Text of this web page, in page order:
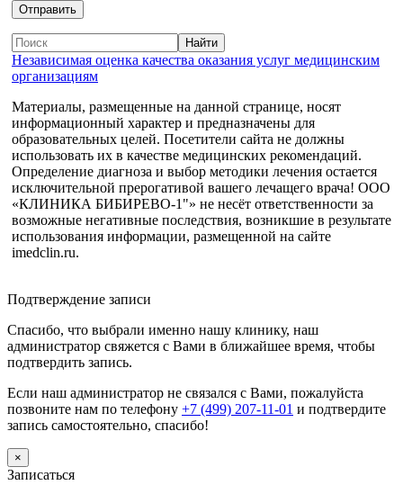
Независимая оценка качества оказания услуг медицинским
организациям
Материалы, размещенные на данной странице, носят
информационный характер и предназначены для
образовательных целей. Посетители сайта не должны
использовать их в качестве медицинских рекомендаций.
Определение диагноза и выбор методики лечения остается
исключительной прерогативой вашего лечащего врача! ООО
«КЛИНИКА БИБИРЕВО-1"» не несёт ответственности за
возможные негативные последствия, возникшие в результате
использования информации, размещенной на сайте
imedclin.ru.
Подтверждение записи
Спасибо, что выбрали именно нашу клинику, наш
администратор свяжется с Вами в ближайшее время, чтобы
подтвердить запись.
Если наш администратор не связался с Вами, пожалуйста
позвоните нам по телефону +7 (499) 207-11-01 и подтвердите
запись самостоятельно, спасибо!
×
Записаться